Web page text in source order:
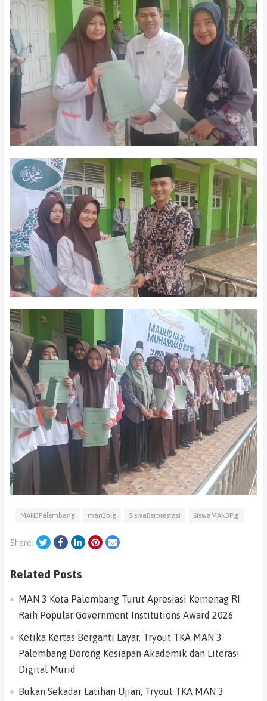
MAN3Palembang man3plg SiswaBerprestasi SiswaMAN3Plg
Share: TwitterFacebook
LinkedIn
Pinterest
Email
Related Posts
MAN 3 Kota Palembang Turut Apresiasi Kemenag RI
Raih Popular Government Institutions Award 2026
Ketika Kertas Berganti Layar, Tryout TKA MAN 3
Palembang Dorong Kesiapan Akademik dan Literasi
Digital Murid
Bukan Sekadar Latihan Ujian, Tryout TKA MAN 3